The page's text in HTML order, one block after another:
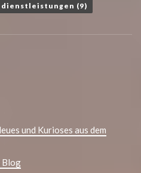
dienstleistungen (9)
und Kurioses aus dem
Blog